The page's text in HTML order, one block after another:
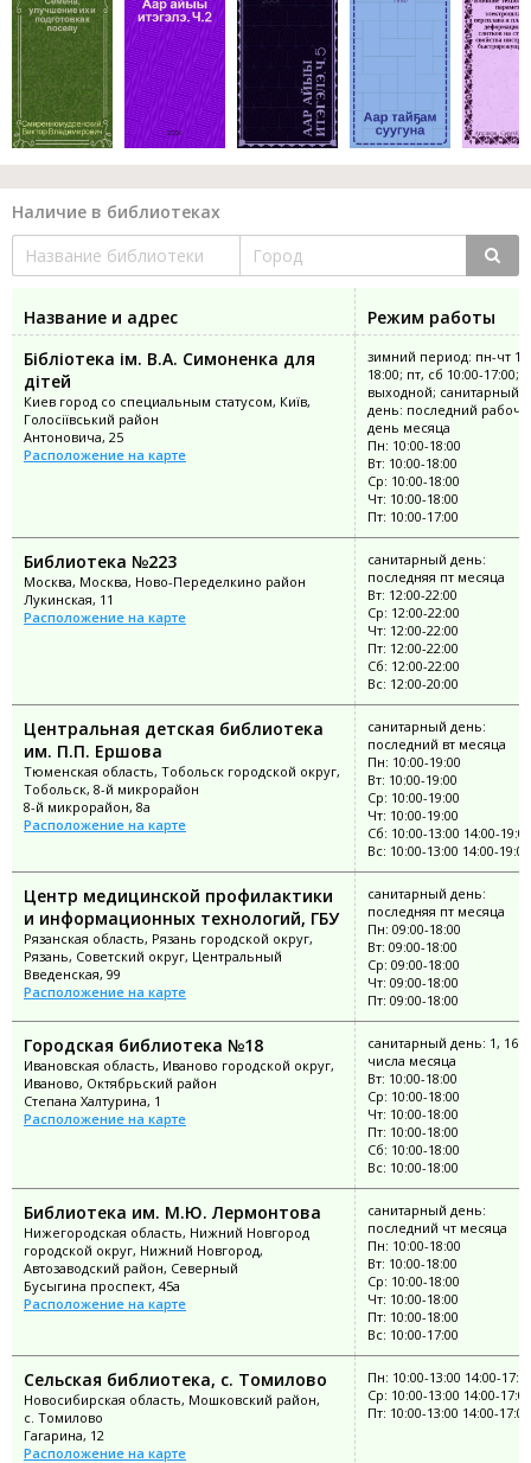
Наличие в библиотеках
Название и адрес
Режим работы
Бібліотека ім. В.А. Симоненка для
дітей
Киев город со специальным статусом, Київ,
Голосіївський район
Антоновича, 25
Расположение на карте
зимний период: пн-чт
18:00; пт, сб 10:00-17:00;
выходной; санитарный
день: последний
день месяца
Пн: 10:00-18:00
Вт: 10:00-18:00
Ср: 10:00-18:00
Чт: 10:00-18:00
Пт: 10:00-17:00
Библиотека №223
Москва, Москва, Ново-Переделкино район
Лукинская, 11
Расположение на карте
санитарный день:
последняя пт месяца
Вт: 12:00-22:00
Ср: 12:00-22:00
Чт: 12:00-22:00
Пт: 12:00-22:00
Сб: 12:00-22:00
Вс: 12:00-20:00
Центральная детская библиотека
им. П.П. Ершова
Тюменская область, Тобольск городской округ,
Тобольск, 8-й микрорайон
8-й микрорайон, 8а
Расположение на карте
санитарный день:
последний вт месяца
Пн: 10:00-19:00
Вт: 10:00-19:00
Ср: 10:00-19:00
Чт: 10:00-19:00
Сб: 10:00-13:00 14:00-19:00
Вс: 10:00-13:00 14:00-19:00
Центр медицинской профилактики
и информационных технологий, ГБУ
Рязанская область, Рязань городской округ,
Рязань, Советский округ, Центральный
Введенская, 99
Расположение на карте
санитарный день:
последняя пт месяца
Пн: 09:00-18:00
Вт: 09:00-18:00
Ср: 09:00-18:00
Чт: 09:00-18:00
Пт: 09:00-18:00
Городская библиотека №18
Ивановская область, Иваново городской округ,
Иваново, Октябрьский район
Степана Халтурина, 1
Расположение на карте
санитарный день: 1, 16
числа месяца
Вт: 10:00-18:00
Ср: 10:00-18:00
Чт: 10:00-18:00
Пт: 10:00-18:00
Сб: 10:00-18:00
Вс: 10:00-18:00
Библиотека им. М.Ю. Лермонтова
Нижегородская область, Нижний Новгород
городской округ, Нижний Новгород,
Автозаводский район, Северный
Бусыгина проспект, 45а
Расположение на карте
санитарный день:
последний чт месяца
Пн: 10:00-18:00
Вт: 10:00-18:00
Ср: 10:00-18:00
Чт: 10:00-18:00
Пт: 10:00-18:00
Вс: 10:00-17:00
Сельская библиотека, с. Томилово
Новосибирская область, Мошковский район,
с. Томилово
Гагарина, 12
Расположение на карте
Пн: 10:00-13:00 14:00-
Ср: 10:00-13:00 14:00-17:00
Пт: 10:00-13:00 14:00-17:00